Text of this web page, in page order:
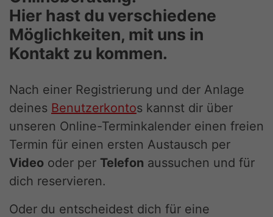
Hier hast du verschiedene
Möglichkeiten, mit uns in
Kontakt zu kommen.
Nach einer Registrierung und der Anlage
deines Benutzerkontos kannst dir über
unseren Online-Terminkalender einen freien
Termin für einen ersten Austausch per
Video oder per Telefon aussuchen und für
dich reservieren.
Oder du entscheidest dich für eine